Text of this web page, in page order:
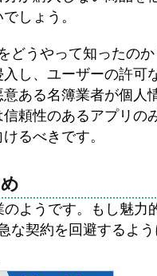
しょう。
どうやって知ったのか
し、ユーザーの許可
ある名簿業者が個人
頼性のあるアプリの
るべきです。
ようです。もし魅力
契約を回避するよう